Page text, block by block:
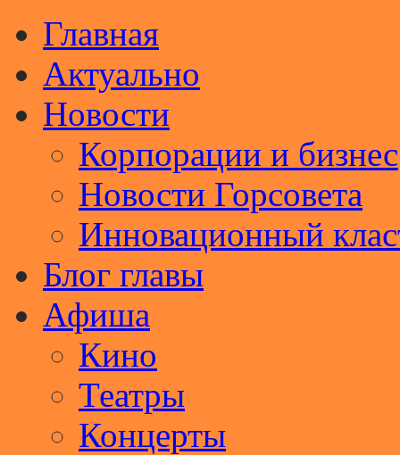
Главная
Актуально
Новости
Корпорации и бизнес
Новости Горсовета
Инновационный
Блог главы
Афиша
Кино
Театры
Концерты